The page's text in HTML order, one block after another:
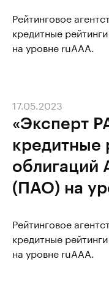
Рейтинговое
кредитные
на уровне ruAAA.
«Эксперт
кредитные
(ПАО) на
17.05.2023
Рейтинговое
кредитные
на уровне ruAAA.